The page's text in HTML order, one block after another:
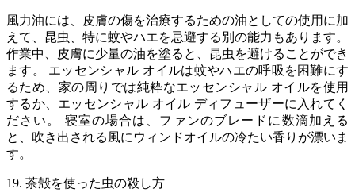
風力油には、皮膚の傷を治療するための油としての使用に加
えて、昆虫、特に蚊やハエを忌避する別の能力もあります。
作業中、皮膚に少量の油を塗ると、昆虫を避けることができ
ます。 エッセンシャル オイルは蚊やハエの呼吸を困難にす
るため、家の周りでは純粋なエッセンシャル オイルを使用
するか、エッセンシャル オイル ディフューザーに入れてく
ださい。 寝室の場合は、ファンのブレードに数滴加える
と、吹き出される風にウィンドオイルの冷たい香りが漂いま
す。
19. 茶殻を使った虫の殺し方